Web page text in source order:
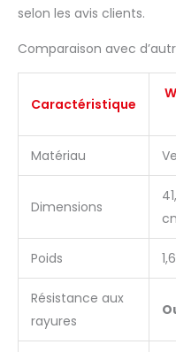
selon les avis clients.
Comparaison avec
Caractéristique
Matériau
Dimensions
Poids
Résistance aux
rayures